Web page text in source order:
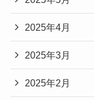
2025年4月
2025年3月
2025年2月